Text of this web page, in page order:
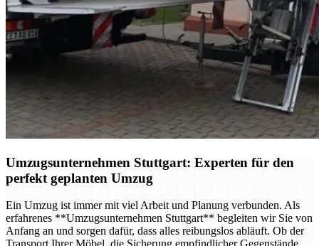
Umzugsunternehmen Stuttgart: Experten für den
perfekt geplanten Umzug
Ein Umzug ist immer mit viel Arbeit und Planung verbunden. Als
erfahrenes **Umzugsunternehmen Stuttgart** begleiten wir Sie von
Anfang an und sorgen dafür, dass alles reibungslos abläuft. Ob der